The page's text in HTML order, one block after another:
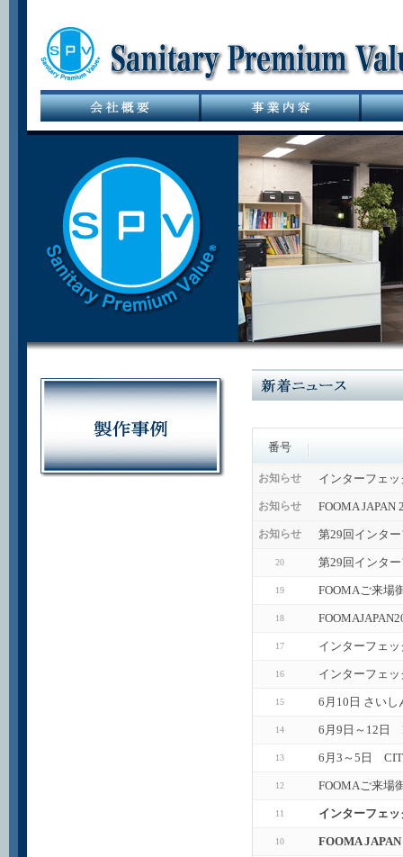
番号
お知らせ インターフェ
お知らせ FOOMA JAPAN
お知らせ 第29回インタ
20 第29回インタ
19 FOOMAご来場
18
17 インターフェ
16 インターフェ
15 6月10日 さいし
14 6月9日～12日
13 6月3～5日
12 FOOMAご来場
11 インターフェ
10 FOOMA